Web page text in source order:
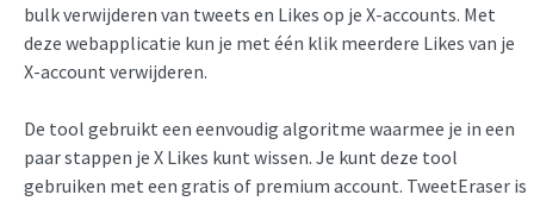
bulk verwijderen van tweets en Likes op je X-accounts. Met
deze webapplicatie kun je met één klik meerdere Likes van je
X-account verwijderen.
De tool gebruikt een eenvoudig algoritme waarmee je in een
paar stappen je X Likes kunt wissen. Je kunt deze tool
gebruiken met een gratis of premium account. TweetEraser is